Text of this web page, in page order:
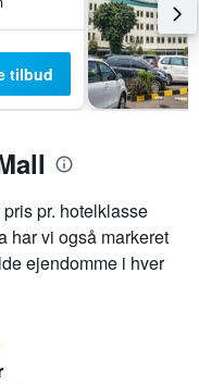
tilbud
pr. hotelklasse
har vi også markeret
ejendomme i hver